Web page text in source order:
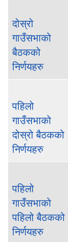
दोस्रो
गाउँसभाको
बैठकको
निर्णयहरु
पहिलो
गाउँसभाको
दोस्रो बैठकको
निर्णयहरु
पहिलो
गाउँसभाको
पहिलो बैठकको
निर्णयहरु